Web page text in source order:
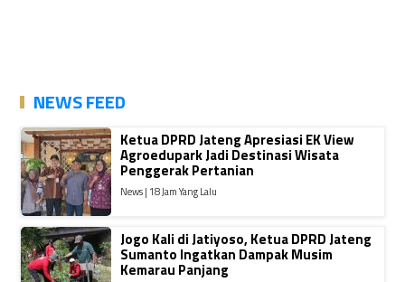
NEWS FEED
Ketua DPRD Jateng Apresiasi EK View
Agroedupark Jadi Destinasi Wisata
Penggerak Pertanian
News | 18 Jam Yang Lalu
Jogo Kali di Jatiyoso, Ketua DPRD Jateng
Sumanto Ingatkan Dampak Musim
Kemarau Panjang